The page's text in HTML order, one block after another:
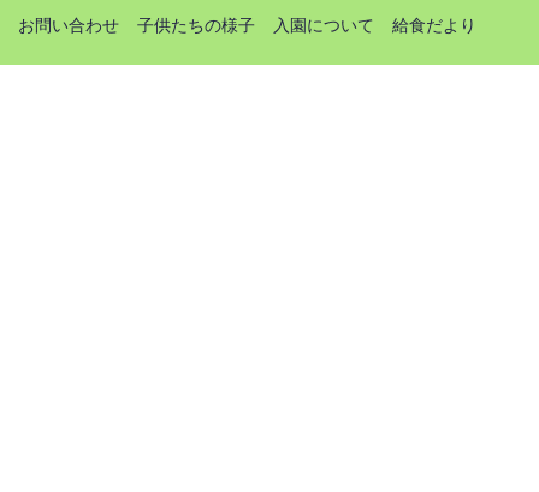
お問い合わせ
子供たちの様子 入園について 給食だより